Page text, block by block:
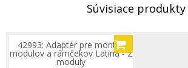
Súvisiace produkty
42993: Adaptér pre montáž
modulov a rámčekov Latina - 2
moduly